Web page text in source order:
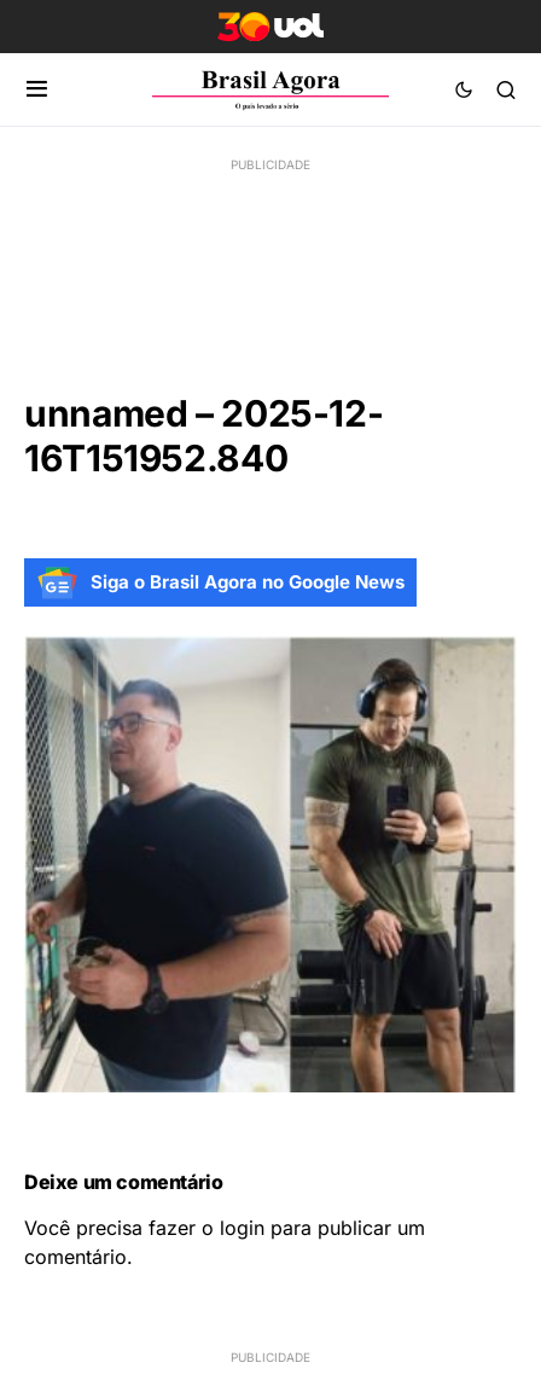
unnamed – 2025-12-
16T151952.840
Siga o Brasil Agora no Google News
Deixe um comentário
Você precisa fazer o login para publicar um
comentário.